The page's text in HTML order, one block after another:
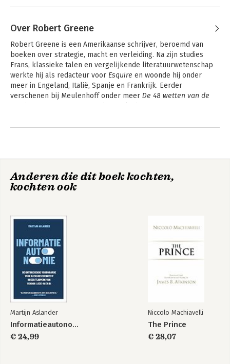
Over Robert Greene
Robert Greene is een Amerikaanse schrijver, beroemd van
boeken over strategie, macht en verleiding. Na zijn studies
Frans, klassieke talen en vergelijkende literatuurwetenschap
werkte hij als redacteur voor Esquire en woonde hij onder
meer in Engeland, Italië, Spanje en Frankrijk. Eerder
verschenen bij Meulenhoff onder meer De 48 wetten van de
Andere boeken door Robert Greene
De 48 wetten van
de macht
The 48 Laws Of
Anderen die dit boek kochten,
kochten ook
Martijn Aslander
Informatieautonomie
€ 24,99
Niccolo Machiavelli
The Prince
€ 28,07